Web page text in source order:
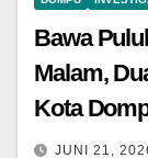
Bawa
Malam,
Kota
JUNI 21,